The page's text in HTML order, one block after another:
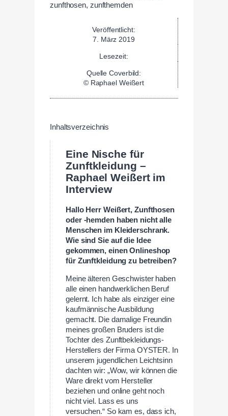
Veröffentlicht:
7. März 2019
Lesezeit:
Quelle Coverbild:
© Raphael Weißert
Inhaltsverzeichnis
Eine Nische für
Zunftkleidung –
Raphael Weißert im
Interview
Hallo Herr Weißert, Zunfthosen
oder -hemden haben nicht alle
Menschen im Kleiderschrank.
Wie sind Sie auf die Idee
gekommen, einen Onlineshop
für Zunftkleidung zu betreiben?
Meine älteren Geschwister haben
alle einen handwerklichen Beruf
gelernt. Ich habe als einziger eine
kaufmännische Ausbildung
gemacht. Die damalige Freundin
meines großen Bruders ist die
Tochter des Zunftbekleidungs-
Herstellers der Firma OYSTER. In
unserem jugendlichen Leichtsinn
dachten wir: „Wow, wir können die
Ware direkt vom Hersteller
beziehen und online geht noch
nicht viel. Lass es uns
versuchen.“ So kam es, dass ich,